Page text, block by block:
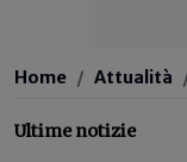
Home Attualità
Ultime notizie